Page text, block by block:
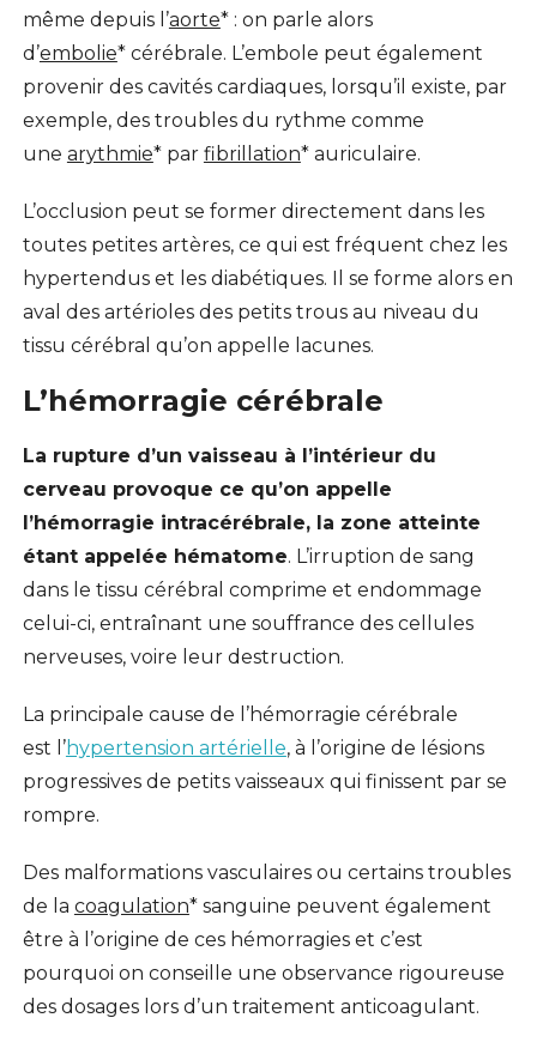
même depuis l’aorte* : on parle alors
d’embolie* cérébrale. L’embole peut également
provenir des cavités cardiaques, lorsqu’il existe, par
exemple, des troubles du rythme comme
une arythmie* par fibrillation* auriculaire.
L’occlusion peut se former directement dans les
toutes petites artères, ce qui est fréquent chez les
hypertendus et les diabétiques. Il se forme alors en
aval des artérioles des petits trous au niveau du
tissu cérébral qu’on appelle lacunes.
L’hémorragie cérébrale
La rupture d’un vaisseau à l’intérieur du
cerveau provoque ce qu’on appelle
l’hémorragie intracérébrale, la zone atteinte
étant appelée hématome. L’irruption de sang
dans le tissu cérébral comprime et endommage
celui-ci, entraînant une souffrance des cellules
nerveuses, voire leur destruction.
La principale cause de l’hémorragie cérébrale
est l’hypertension artérielle, à l’origine de lésions
progressives de petits vaisseaux qui finissent par se
rompre.
Des malformations vasculaires ou certains troubles
de la coagulation* sanguine peuvent également
être à l’origine de ces hémorragies et c’est
pourquoi on conseille une observance rigoureuse
des dosages lors d’un traitement anticoagulant.